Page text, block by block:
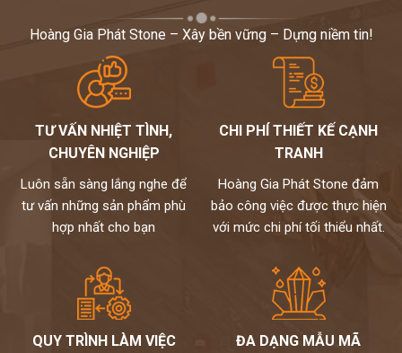
Hoàng Gia Phát Stone – Xây bền vững – Dựng niềm tin!
TƯ VẤN NHIỆT TÌNH,
CHUYÊN NGHIỆP
Luôn sẵn sàng lắng nghe để
tư vấn những sản phẩm phù
hợp nhất cho bạn
CHI PHÍ THIẾT KẾ CẠNH
TRANH
Hoàng Gia Phát Stone đảm
bảo công việc được thực hiện
với mức chi phí tối thiểu nhất.
QUY TRÌNH LÀM VIỆC ĐA DẠNG MẪU MÃ